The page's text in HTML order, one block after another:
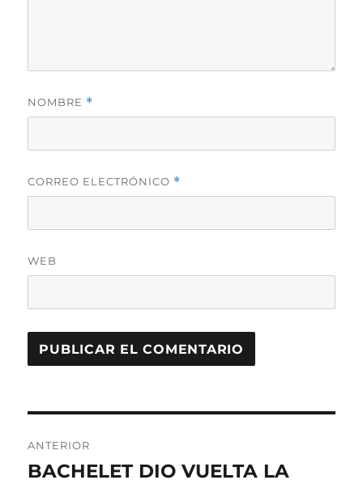
NOMBRE *
CORREO ELECTRÓNICO *
WEB
de
ANTERIOR
Entrada
BACHELET DIO VUELTA LA